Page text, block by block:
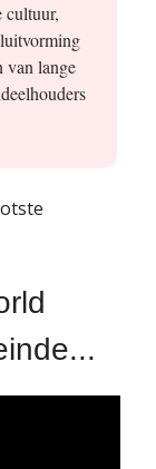
cultuur,
van lange